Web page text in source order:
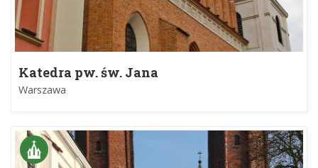
Katedra pw. św. Jana
Warszawa